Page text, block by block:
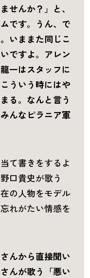
せんか？」と、
です。うん、で
いままた同じこ
ですよ。アレン
一はスタッフに
ういう時にはや
る。なんと言う
んなピラニア軍
て書きをするよ
口貴史が歌う
の人物をモデル
れがたい情感を
んから直接聞い
んが歌う「悪い